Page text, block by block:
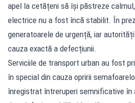
apel la cetățeni să își păstreze
electrice nu a fost încă stabilit. În
generatoarele de urgență, iar
cauza exactă a defecțiunii.
Serviciile de transport urban au fost
în special din cauza opririi
înregistrat întreruperi semnificative în